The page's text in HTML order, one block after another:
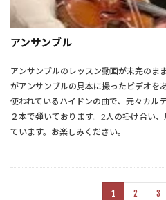
アンサンブル
アンサンブルのレッスン動画が未完のま
がアンサンブルの見本に撮ったビデオを
使われているハイドンの曲で、元々カル
２本で弾いております。2人の掛け合い
ています。お楽しみください。
1 2 3